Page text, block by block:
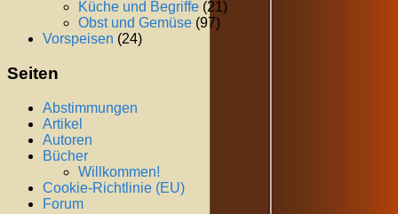
Küche und Begriffe (21)
Obst und Gemüse (97)
Vorspeisen (24)
Seiten
Abstimmungen
Artikel
Autoren
Bücher
Willkommen!
Cookie-Richtlinie (EU)
Forum